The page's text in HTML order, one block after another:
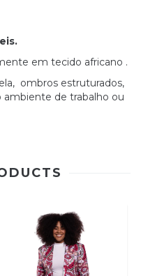
em tecido africano .
ombros estruturados,
ambiente de trabalho ou